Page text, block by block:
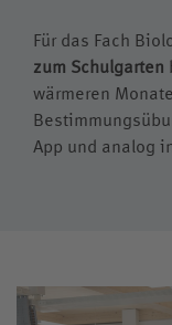
Für das Fach
zum Schulgarten
wärmeren
App und analog